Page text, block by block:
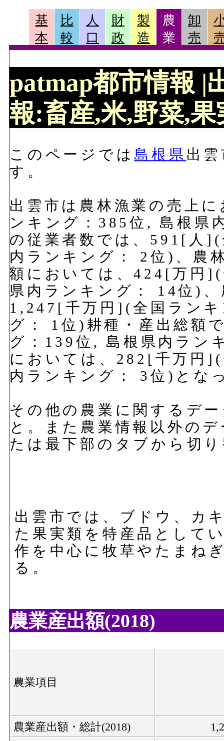
基
本
比
較
人
口
財
政
製
造
農
業
卸
売
patmap都市情報 |
報:畜産,米,野菜,果
このページでは島根県 出
す。
出雲市は農林漁業の売上
ンキング：385位, 島根県
の従業者数では、591[人
内ランキング： 2位)、農
額においては、424[万円
県内ランキング： 14位)
1,247[千万円](全国ラン
グ： 1位)耕種・産出総額
グ：139位, 島根県内ラン
においては、282[千万円
内ランキング： 3位)とな
その他の農業に関するデ
と。また農業情報以外の
たは最下部のタブから切
出雲市では、ブドウ、カ
た果実類を特産品として
作を中心に牧草やたまね
る。
農業産出額(2018)
農業項目
農業産出額・総計(2018)